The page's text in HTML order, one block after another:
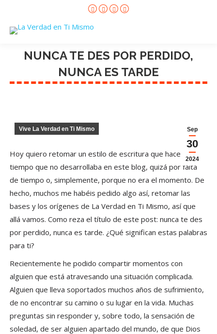
Facebook
window
X
window
Instagram
window
YouTube
window
NUNCA TE DES POR PERDIDO,
NUNCA ES TARDE
Sep
30
2024
Vive La Verdad en Ti Mismo
Hoy quiero retomar un estilo de escritura que hace algún
tiempo que no desarrollaba en este blog, quizá por falta
de tiempo o, simplemente, porque no era el momento. De
hecho, muchos me habéis pedido algo así, retomar las
bases y los orígenes de La Verdad en Ti Mismo, así que
allá vamos. Como reza el título de este post: nunca te des
por perdido, nunca es tarde. ¿Qué significan estas palabras
para ti?
Recientemente he podido compartir momentos con
alguien que está atravesando una situación complicada.
Alguien que lleva soportados muchos años de sufrimiento,
de no encontrar su camino o su lugar en la vida. Muchas
preguntas sin responder y, sobre todo, la sensación de
soledad, de ser alguien apartado del mundo, de que Dios